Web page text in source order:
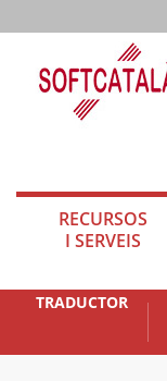
RECURSOS
I SERVEIS
TRADUCTOR